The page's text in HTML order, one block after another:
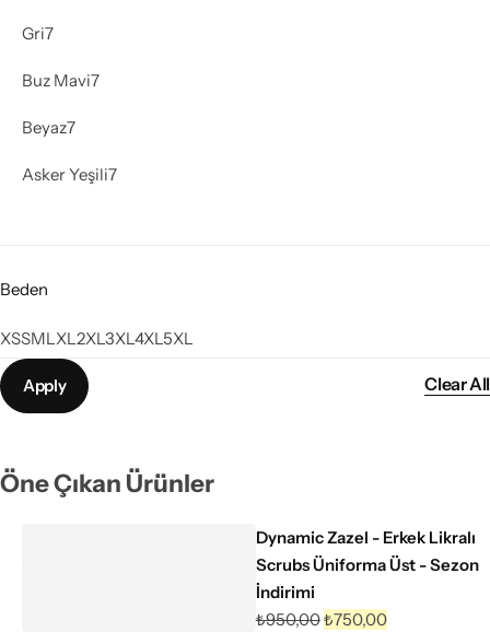
Gri7
Buz Mavi7
Beyaz7
Asker Yeşili7
Beden
XSSML XL 2XL 3XL 4XL 5XL
Apply Clear All
Öne Çıkan Ürünler
Dynamic Zazel - Erkek Likralı
Scrubs Üniforma Üst - Sezon
İndirimi
₺950,00₺750,00